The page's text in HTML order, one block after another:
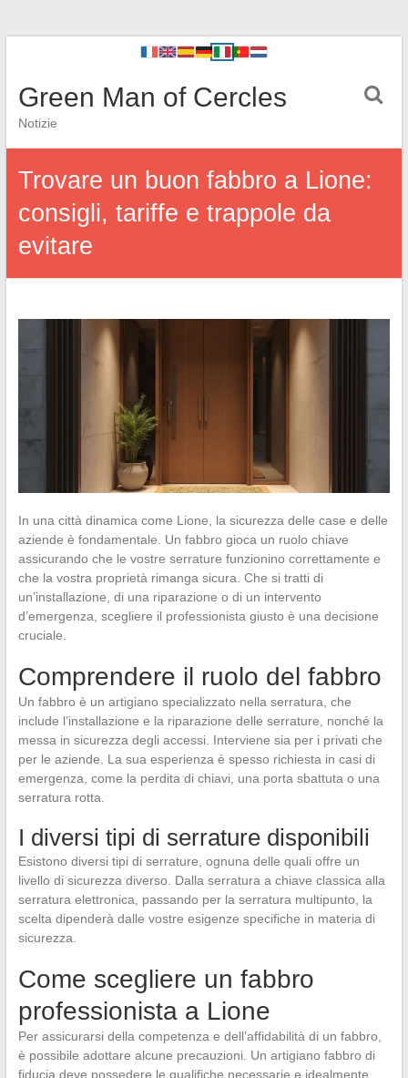
Green Man of Cercles
Notizie
Trovare un buon fabbro a Lione:
consigli, tariffe e trappole da
evitare
In una città dinamica come Lione, la sicurezza delle case e delle
aziende è fondamentale. Un fabbro gioca un ruolo chiave
assicurando che le vostre serrature funzionino correttamente e
che la vostra proprietà rimanga sicura. Che si tratti di
un’installazione, di una riparazione o di un intervento
d’emergenza, scegliere il professionista giusto è una decisione
cruciale.
Comprendere il ruolo del fabbro
Un fabbro è un artigiano specializzato nella serratura, che
include l’installazione e la riparazione delle serrature, nonché la
messa in sicurezza degli accessi. Interviene sia per i privati che
per le aziende. La sua esperienza è spesso richiesta in casi di
emergenza, come la perdita di chiavi, una porta sbattuta o una
serratura rotta.
I diversi tipi di serrature disponibili
Esistono diversi tipi di serrature, ognuna delle quali offre un
livello di sicurezza diverso. Dalla serratura a chiave classica alla
serratura elettronica, passando per la serratura multipunto, la
scelta dipenderà dalle vostre esigenze specifiche in materia di
sicurezza.
Come scegliere un fabbro
professionista a Lione
Per assicurarsi della competenza e dell’affidabilità di un fabbro,
è possibile adottare alcune precauzioni. Un artigiano fabbro di
fiducia deve possedere le qualifiche necessarie e idealmente